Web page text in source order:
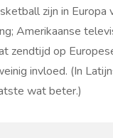
zijn in Europa
Amerikaanse
zendtijd op
invloed. (In
wat beter.)